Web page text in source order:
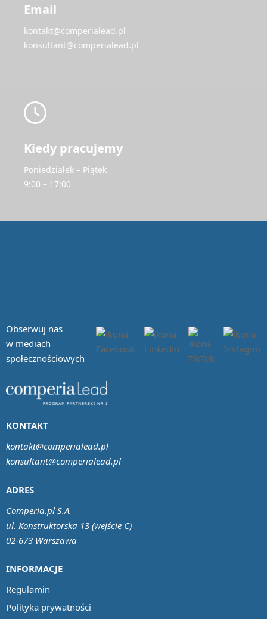
Email
kontakt@comperialead.pl
konsultant@comperialead.pl
Kiedy pracujemy
Poniedziałek – Piątek
9:00 – 17:00
Obserwuj nas
w mediach
społecznościowych
INFORMACJE
Regulamin
Polityka prywatności
ADRES
Comperia.pl S.A.
ul. Konstruktorska 13 (wejście C)
02-673 Warszawa
KONTAKT
kontakt@comperialead.pl
konsultant@comperialead.pl